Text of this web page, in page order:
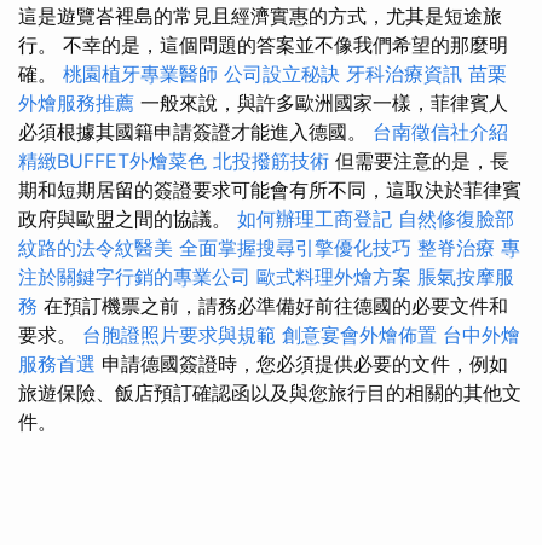
這是遊覽峇裡島的常見且經濟實惠的方式，尤其是短途旅
行。 不幸的是，這個問題的答案並不像我們希望的那麼明
確。 桃園植牙專業醫師 公司設立秘訣 牙科治療資訊 苗栗
外燴服務推薦 一般來說，與許多歐洲國家一樣，菲律賓人
必須根據其國籍申請簽證才能進入德國。 台南徵信社介紹
精緻BUFFET外燴菜色 北投撥筋技術 但需要注意的是，長
期和短期居留的簽證要求可能會有所不同，這取決於菲律賓
政府與歐盟之間的協議。 如何辦理工商登記 自然修復臉部
紋路的法令紋醫美 全面掌握搜尋引擎優化技巧 整脊治療 專
注於關鍵字行銷的專業公司 歐式料理外燴方案 脹氣按摩服
務 在預訂機票之前，請務必準備好前往德國的必要文件和
要求。 台胞證照片要求與規範 創意宴會外燴佈置 台中外燴
服務首選 申請德國簽證時，您必須提供必要的文件，例如
旅遊保險、飯店預訂確認函以及與您旅行目的相關的其他文
件。